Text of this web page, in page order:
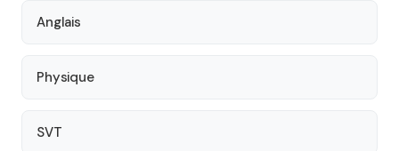
Anglais
Physique
SVT